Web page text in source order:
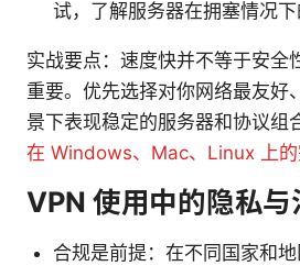
试，了解服务器在拥塞情况下
实战要点：速度快并不等于安全
重要。优先选择对你网络最友好
景下表现稳定的服务器和协议组
在 Windows、Mac、Linux 上
VPN 使用中的隐私与
合规是前提：在不同国家和